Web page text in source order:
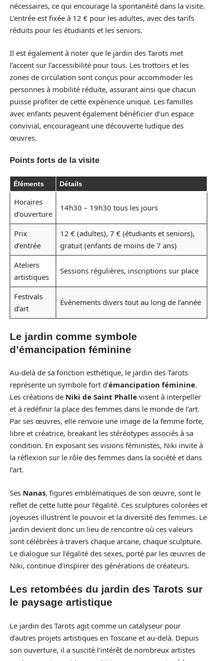
nécessaires, ce qui encourage la spontanéité dans la visite.
L’entrée est fixée à 12 € pour les adultes, avec des tarifs
réduits pour les étudiants et les seniors.
Il est également à noter que le jardin des Tarots met
l’accent sur l’accessibilité pour tous. Les trottoirs et les
zones de circulation sont conçus pour accommoder les
personnes à mobilité réduite, assurant ainsi que chacun
puisse profiter de cette expérience unique. Les familles
avec enfants peuvent également bénéficier d’un espace
convivial, encourageant une découverte ludique des
œuvres.
Points forts de la visite
Éléments Détails
Horaires
d’ouverture
14h30 – 19h30 tous les jours
Prix
d’entrée
12 € (adultes), 7 € (étudiants et seniors),
gratuit (enfants de moins de 7 ans)
Ateliers
artistiques
Sessions régulières, inscriptions sur place
Festivals
d’art
Événements divers tout au long de l’année
Le jardin comme symbole
d’émancipation féminine
Au-delà de sa fonction esthétique, le jardin des Tarots
représente un symbole fort d’émancipation féminine.
Les créations de Niki de Saint Phalle visent à interpeller
et à redéfinir la place des femmes dans le monde de l’art.
Par ses œuvres, elle renvoie une image de la femme forte,
libre et créatrice, breakant les stéréotypes associés à sa
condition. En exposant ses visions féministes, Niki invite à
la réflexion sur le rôle des femmes dans la société et dans
l’art.
Ses Nanas, figures emblématiques de son œuvre, sont le
reflet de cette lutte pour l’égalité. Ces sculptures colorées et
joyeuses illustrent le pouvoir et la diversité des femmes. Le
jardin devient donc un lieu de rencontre où ces valeurs
sont célébrées à travers chaque arcane, chaque sculpture.
Le dialogue sur l’égalité des sexes, porté par les œuvres de
Niki, continue d’inspirer des générations de créateurs.
Les retombées du jardin des Tarots sur
le paysage artistique
Le jardin des Tarots agit comme un catalyseur pour
d’autres projets artistiques en Toscane et au-delà. Depuis
son ouverture, il a suscité l’intérêt de nombreux artistes